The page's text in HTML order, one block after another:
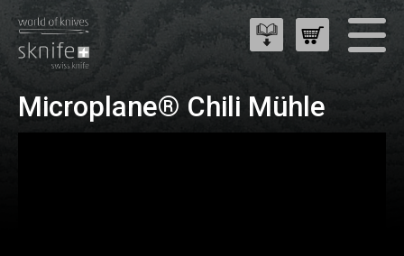
Microplane® Chili Mühle